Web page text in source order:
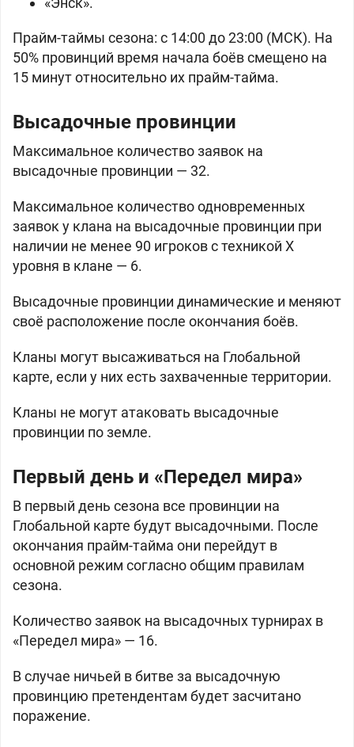
Прайм-таймы сезона: с 14:00 до 23:00 (МСК). На
50% провинций время начала боёв смещено на
15 минут относительно их прайм-тайма.
Высадочные провинции
Максимальное количество заявок на
высадочные провинции — 32.
Максимальное количество одновременных
заявок у клана на высадочные провинции при
наличии не менее 90 игроков с техникой Х
уровня в клане — 6.
Высадочные провинции динамические и меняют
своё расположение после окончания боёв.
Кланы могут высаживаться на Глобальной
карте, если у них есть захваченные территории.
Кланы не могут атаковать высадочные
провинции по земле.
Первый день и «Передел мира»
В первый день сезона все провинции на
Глобальной карте будут высадочными. После
окончания прайм-тайма они перейдут в
основной режим согласно общим правилам
сезона.
Количество заявок на высадочных турнирах в
«Передел мира» — 16.
В случае ничьей в битве за высадочную
провинцию претендентам будет засчитано
поражение.